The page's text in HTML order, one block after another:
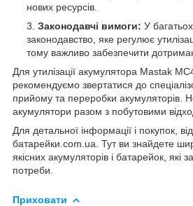
нових ресурсів.
Законодавчі вимоги: У
законодавство, яке регулює
тому важливо забезпечити
Для утилізації акумулятора Mastak
рекомендуємо звертатися до
прийому та переробки акумуляторів.
акумулятори разом з побутовими
Для детальної інформації і покупок,
батарейки.com.ua . Тут ви знайдете
якісних акумуляторів і батарейок, які
потреби.
Приховати